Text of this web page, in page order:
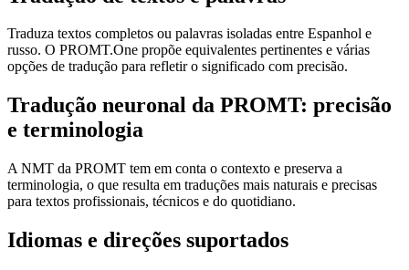
Traduza textos completos ou palavras isoladas entre Espanhol e
russo. O PROMT.One propõe equivalentes pertinentes e várias
opções de tradução para refletir o significado com precisão.
Tradução neuronal da PROMT: precisão
e terminologia
A NMT da PROMT tem em conta o contexto e preserva a
terminologia, o que resulta em traduções mais naturais e precisas
para textos profissionais, técnicos e do quotidiano.
Idiomas e direções suportados